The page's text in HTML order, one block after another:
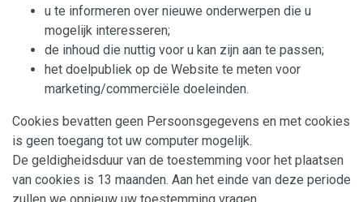
u te informeren over nieuwe onderwerpen die u
mogelijk interesseren;
de inhoud die nuttig voor u kan zijn aan te passen;
het doelpubliek op de Website te meten voor
marketing/commerciële doeleinden.
Cookies bevatten geen Persoonsgegevens en met cookies
is geen toegang tot uw computer mogelijk.
De geldigheidsduur van de toestemming voor het plaatsen
van cookies is 13 maanden. Aan het einde van deze periode